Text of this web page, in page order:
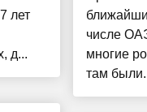
лет
д...
числе
многие
там